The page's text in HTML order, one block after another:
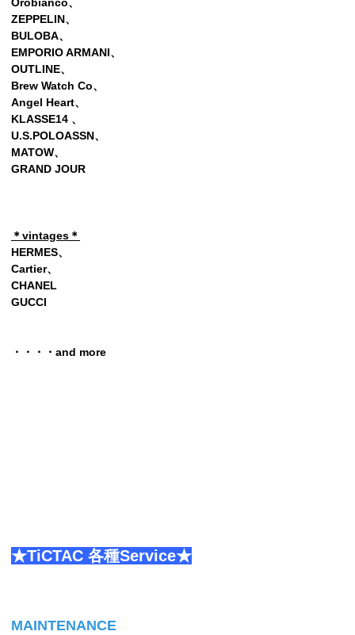
ZEPPELIN、
BULOBA、
EMPORIO ARMANI、
OUTLINE、
Brew Watch Co、
Angel Heart、
KLASSE14 、
U.S.POLOASSN、
MATOW、
GRAND JOUR
＊vintages＊
HERMES、
Cartier、
CHANEL
GUCCI
・・・・and more
★TiCTAC 各種Service★
MAINTENANCE